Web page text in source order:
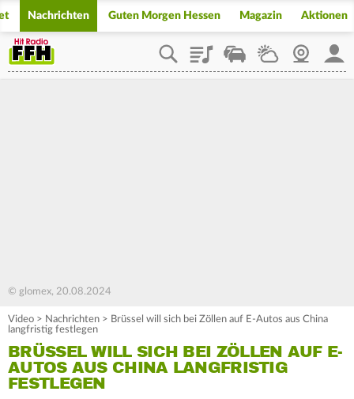
Nachrichten Guten Morgen Hessen Magazin Aktionen
PlaylistStaupilotWetterWebcam
© glomex, 20.08.2024
Video > Nachrichten > Brüssel will sich bei Zöllen auf E-Autos aus China
langfristig festlegen
BRÜSSEL WILL SICH BEI ZÖLLEN AUF E-
AUTOS AUS CHINA LANGFRISTIG
FESTLEGEN